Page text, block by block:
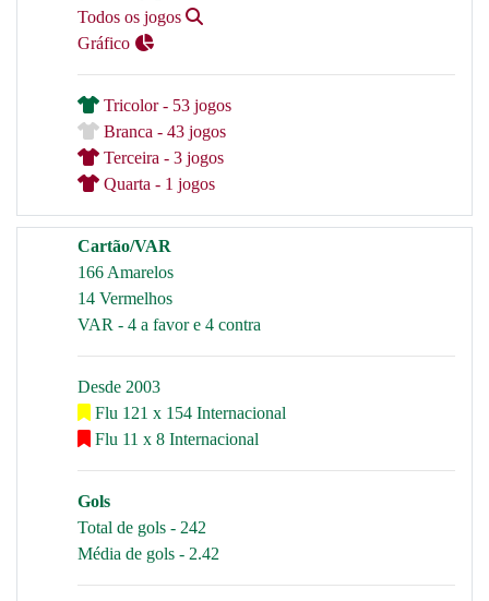
Todos os jogos
Gráfico
Tricolor - 53 jogos
Branca - 43 jogos
Terceira - 3 jogos
Quarta - 1 jogos
Cartão/VAR
166 Amarelos
14 Vermelhos
VAR - 4 a favor e 4 contra
Desde 2003
Flu 121 x 154 Internacional
Flu 11 x 8 Internacional
Gols
Total de gols - 242
Média de gols - 2.42